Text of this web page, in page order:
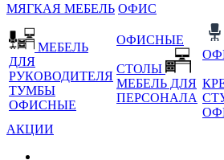
МЯГКАЯ МЕБЕЛЬ ОФИС
МЕБЕЛЬ
ДЛЯ
РУКОВОДИТЕЛЯ
ТУМБЫ
ОФИСНЫЕ
ОФИСНЫЕ
СТОЛЫ
МЕБЕЛЬ ДЛЯ
ПЕРСОНАЛА
АКЦИИ